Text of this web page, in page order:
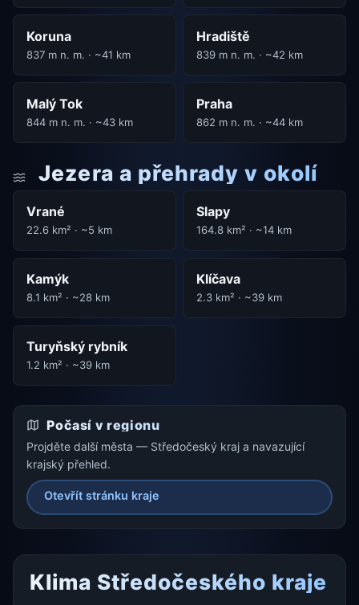
Koruna
837 m n. m. · ~41 km
Hradiště
839 m n. m. · ~42 km
Malý Tok
844 m n. m. · ~43 km
Praha
862 m n. m. · ~44 km
Jezera a přehrady v okolí
Vrané
22.6 km² · ~5 km
Slapy
164.8 km² · ~14 km
Kamýk
8.1 km² · ~28 km
Klíčava
2.3 km² · ~39 km
Turyňský rybník
1.2 km² · ~39 km
Počasí v regionu
Projděte další města — Středočeský kraj a navazující
krajský přehled.
Otevřít stránku kraje
Klima Středočeského kraje